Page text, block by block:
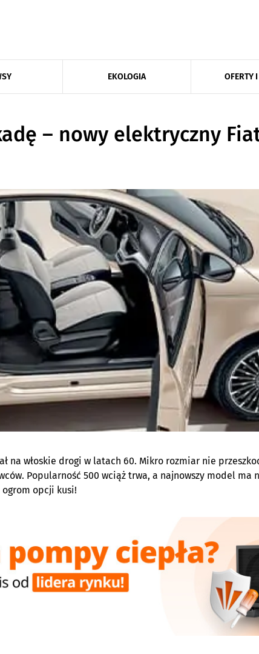
EKOLOGIA OFERTY
– nowy elektryczny
na włoskie drogi w latach 60. Mikro rozmiar nie
Popularność 500 wciąż trwa, a najnowszy model
opcji kusi!